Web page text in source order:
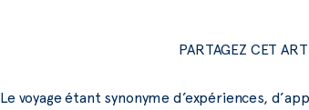
PARTAGEZ CET
Le voyage étant synonyme d’expériences,